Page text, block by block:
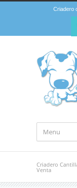
Criadero
Criadero
Venta